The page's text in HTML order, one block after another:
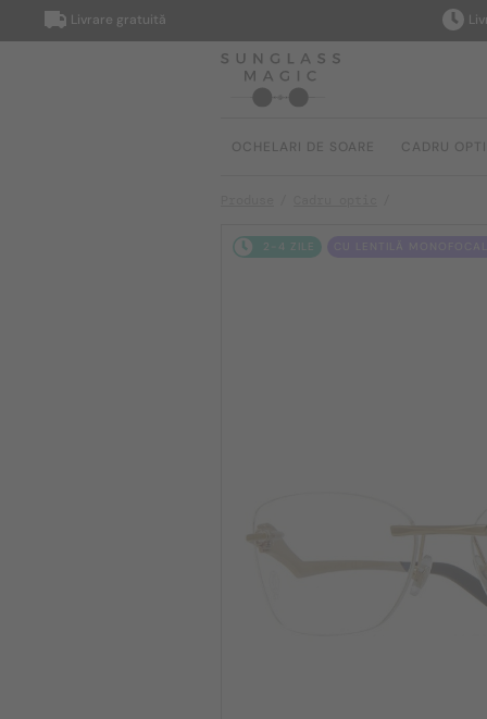
Livrare gratuită
OCHELARI DE SOARE CADRU
2-4 ZILE